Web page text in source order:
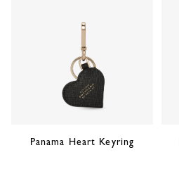
Panama Heart Keyring